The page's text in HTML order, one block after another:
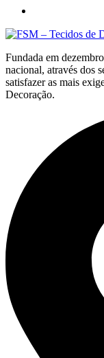
Fundada em
nacional, através dos
satisfazer as mais
Decoração.